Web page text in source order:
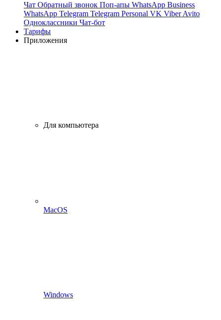
Чат Обратный звонок Поп-апы WhatsApp Business
WhatsApp Telegram Telegram Personal VK ViberAvito
Одноклассники Чат-бот
Тарифы
Приложения
Для компьютера
MacOS
Windows